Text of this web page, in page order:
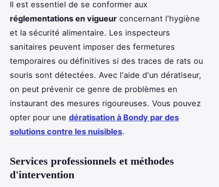
Il est essentiel de se conformer aux
réglementations en vigueur concernant l'hygiène
et la sécurité alimentaire. Les inspecteurs
sanitaires peuvent imposer des fermetures
temporaires ou définitives si des traces de rats ou
souris sont détectées. Avec l'aide d'un dératiseur,
on peut prévenir ce genre de problèmes en
instaurant des mesures rigoureuses. Vous pouvez
opter pour une dératisation à Bondy par des
solutions contre les nuisibles.
Services professionnels et méthodes
d'intervention